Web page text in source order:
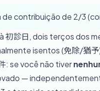
de contribuição de 2/3
初診日, dois terços dos
isentos (免除/猶
: se você não tiver
—